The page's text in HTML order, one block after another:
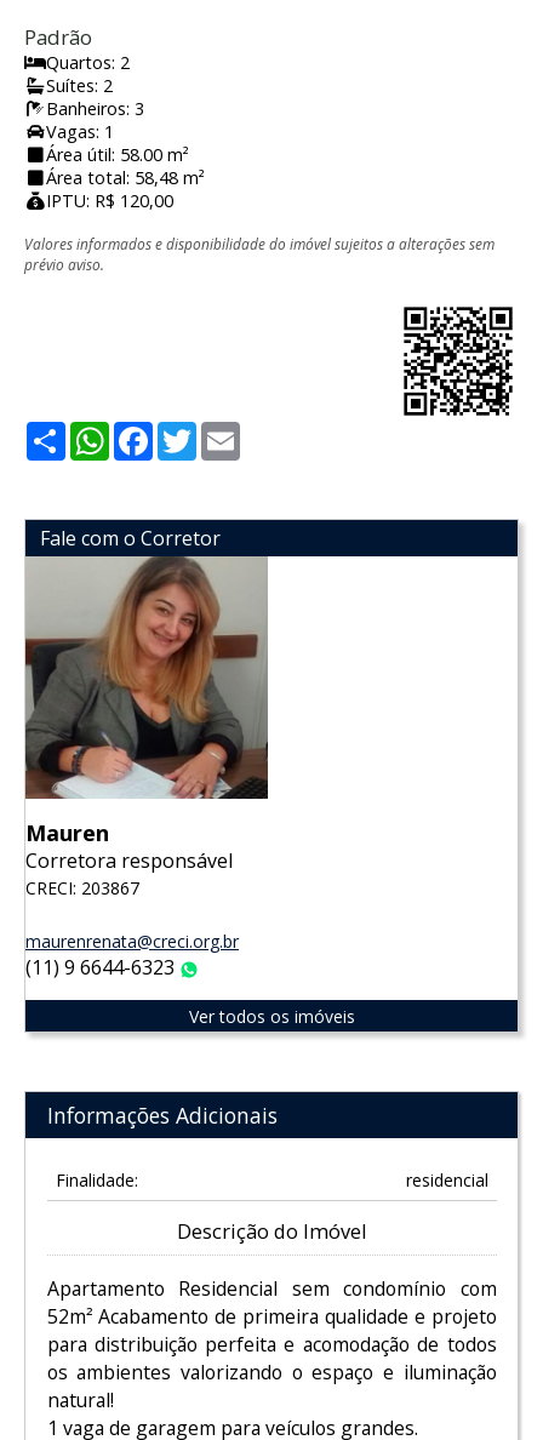
Padrão
Quartos: 2
Suítes: 2
Banheiros: 3
Vagas: 1
Área útil: 58.00 m²
Área total: 58,48 m²
IPTU: R$ 120,00
Valores informados e disponibilidade do imóvel sujeitos a alterações sem
prévio aviso.
ShareWhatsApp
Facebook
Twitter
Fale com o Corretor
Mauren
Corretora responsável
CRECI: 203867
maurenrenata@creci.org.br
(11) 9 6644-6323
Ver todos os imóveis
Informações Adicionais
Finalidade: residencial
Descrição do Imóvel
Apartamento Residencial sem condomínio com
52m² Acabamento de primeira qualidade e projeto
para distribuição perfeita e acomodação de todos
os ambientes valorizando o espaço e iluminação
natural!
1 vaga de garagem para veículos grandes.